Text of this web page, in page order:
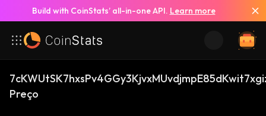
Build with CoinStats’ all-in-one API. Learn more
Preço